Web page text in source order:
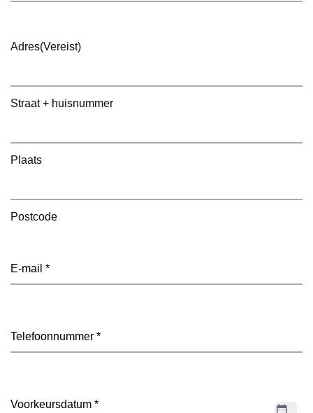
Adres(Vereist)
Straat + huisnummer
Plaats
Postcode